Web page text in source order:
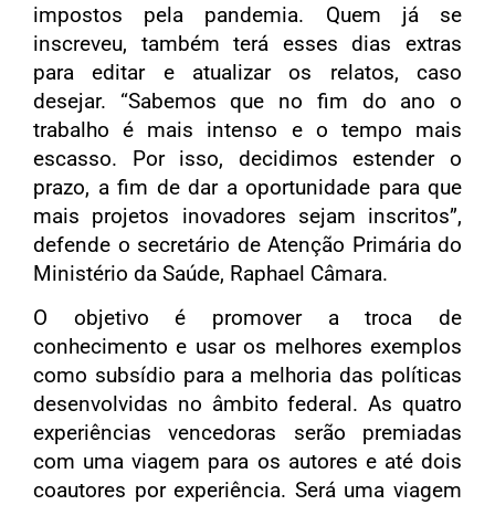
impostos pela pandemia. Quem já se
inscreveu, também terá esses dias extras
para editar e atualizar os relatos, caso
desejar. “Sabemos que no fim do ano o
trabalho é mais intenso e o tempo mais
escasso. Por isso, decidimos estender o
prazo, a fim de dar a oportunidade para que
mais projetos inovadores sejam inscritos”,
defende o secretário de Atenção Primária do
Ministério da Saúde, Raphael Câmara.
O objetivo é promover a troca de
conhecimento e usar os melhores exemplos
como subsídio para a melhoria das políticas
desenvolvidas no âmbito federal. As quatro
experiências vencedoras serão premiadas
com uma viagem para os autores e até dois
coautores por experiência. Será uma viagem